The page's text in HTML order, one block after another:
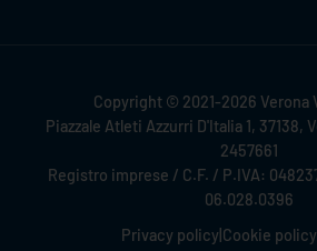
Copyright © 2021-2026 Verona
Piazzale Atleti Azzurri D'Italia 1, 37138,
2457661
Registro imprese / C.F. / P.IVA:
06.028.0396
Privacy policy Cookie policy